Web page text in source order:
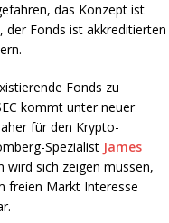
das Konzept ist
der Fonds ist akkreditierten
Fonds zu
kommt unter neuer
für den Krypto-
Spezialist James
wird sich zeigen müssen,
freien Markt Interesse